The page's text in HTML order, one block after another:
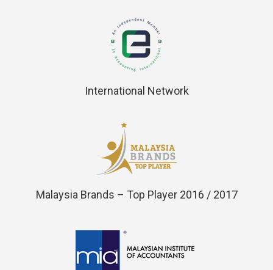
International Network
Malaysia Brands – Top Player 2016 / 2017